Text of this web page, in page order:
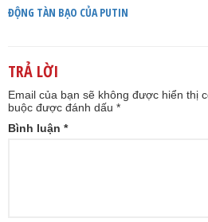
ĐỘNG TÀN BẠO CỦA PUTIN
TRẢ LỜI
Email của bạn sẽ không được hiển thị
buộc được đánh dấu *
Bình luận *